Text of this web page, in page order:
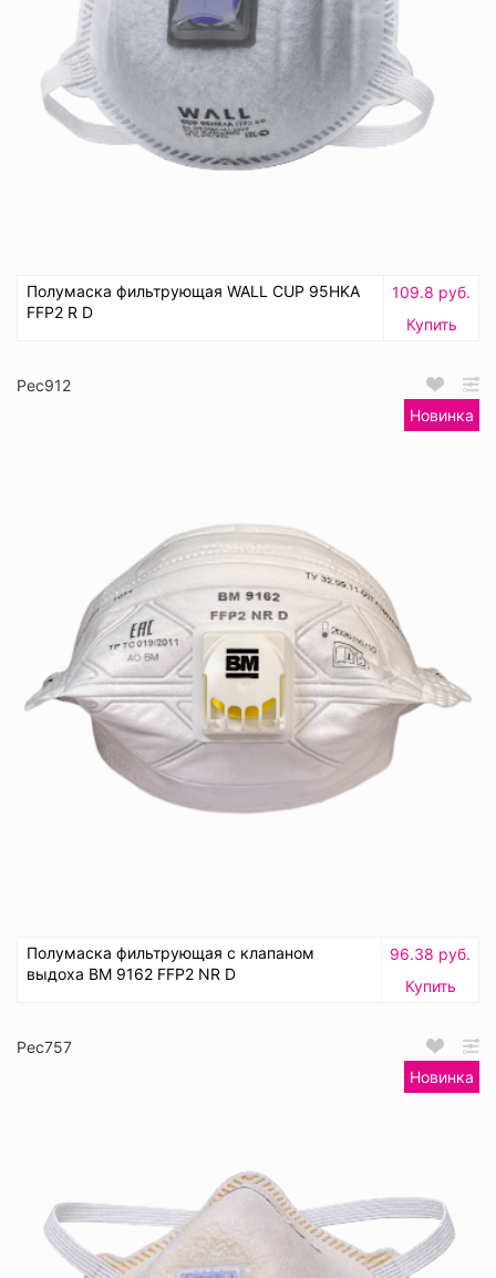
Полумаска фильтрующая WALL CUP 95HKA
FFP2 R D
109.8 руб.
Купить
Рес912
Новинка
Полумаска фильтрующая с клапаном
выдоха ВМ 9162 FFP2 NR D
96.38 руб.
Купить
Рес757
Новинка